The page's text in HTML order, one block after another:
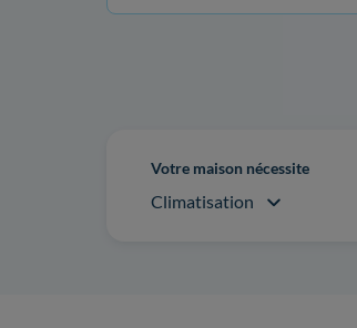
Votre maison nécessite
Climatisation